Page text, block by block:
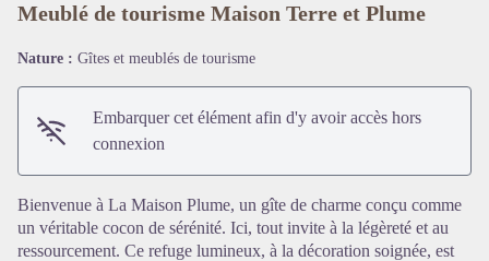
Meublé de tourisme Maison Terre et Plume
Nature : Gîtes et meublés de tourisme
Embarquer cet élément afin d'y avoir accès hors
connexion
Bienvenue à La Maison Plume, un gîte de charme conçu comme
un véritable cocon de sérénité. Ici, tout invite à la légèreté et au
ressourcement. Ce refuge lumineux, à la décoration soignée, est